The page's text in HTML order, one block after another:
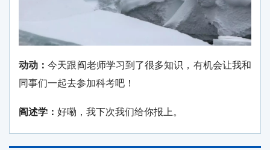
动动：今天跟阎老师学习到了很多知识，有机会让我和
同事们一起去参加科考吧！
阎述学： 好嘞，我下次我们给你报上。